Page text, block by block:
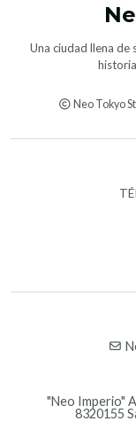
Una ciudad llena de
Neo Tokyo
"Neo Imperio"
8320155